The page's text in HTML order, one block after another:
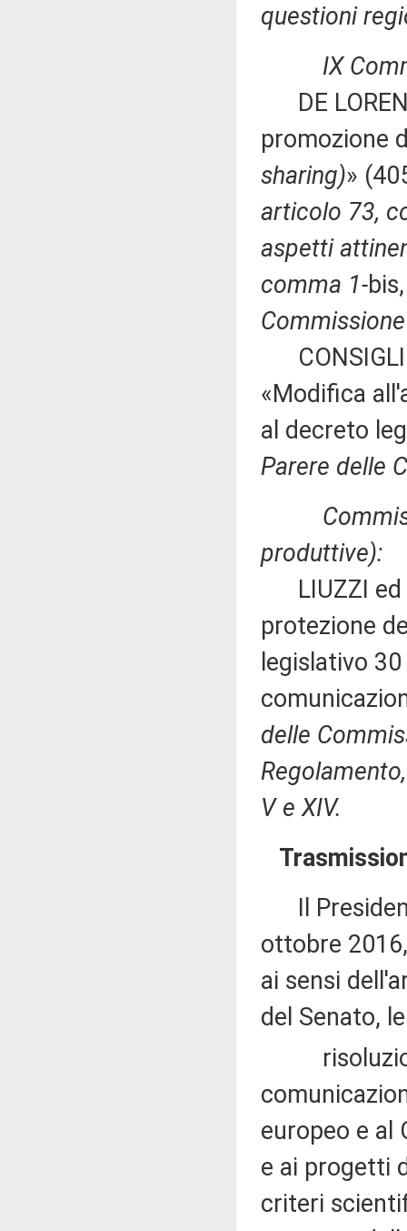
questioni
IX
DE
promozione
sharing)»
articolo 73,
aspetti
comma 1-
«Modifica
al decreto
Parere delle
produttive):
LIUZZI ed
protezione
legislativo
delle
V e XIV.
Il
ottobre
ai sensi
del Senato,
europeo e al
e ai progetti
criteri